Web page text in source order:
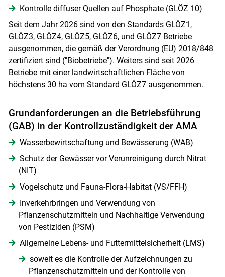
Kontrolle diffuser Quellen auf Phosphate (GLÖZ 10)
Seit dem Jahr 2026 sind von den Standards GLÖZ1,
GLÖZ3, GLÖZ4, GLÖZ5, GLÖZ6, und GLÖZ7 Betriebe
ausgenommen, die gemäß der Verordnung (EU) 2018/848
zertifiziert sind ("Biobetriebe"). Weiters sind seit 2026
Betriebe mit einer landwirtschaftlichen Fläche von
höchstens 30 ha vom Standard GLÖZ7 ausgenommen.
Grundanforderungen an die Betriebsführung
(GAB) in der Kontrollzuständigkeit der AMA
Wasserbewirtschaftung und Bewässerung (WAB)
Schutz der Gewässer vor Verunreinigung durch Nitrat
(NIT)
Vogelschutz und Fauna-Flora-Habitat (VS/FFH)
Inverkehrbringen und Verwendung von
Pflanzenschutzmitteln und Nachhaltige Verwendung
von Pestiziden (PSM)
Allgemeine Lebens- und Futtermittelsicherheit (LMS)
soweit es die Kontrolle der Aufzeichnungen zu
Pflanzenschutzmitteln und der Kontrolle von